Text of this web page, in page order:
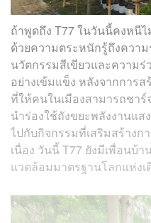
ถ้าพูดถึง T77 ในวันนี้คงหนี
ด้วยความตระหนักรู้ถึงควา
นวัตกรรมสีเขียวและความร่
อย่างเข้มแข็ง หลังจากการ
ที่ให้คนในเมืองสามารถชาร์
นำร่องใช้ถังขยะพลังงานแ
ไปกับกิจกรรมที่เสริมสร้างก
เนื่อง วันนี้ T77 ยังมีเพื่อนบ้า
แวดล้อมมาตรฐานโลกแห่งเ